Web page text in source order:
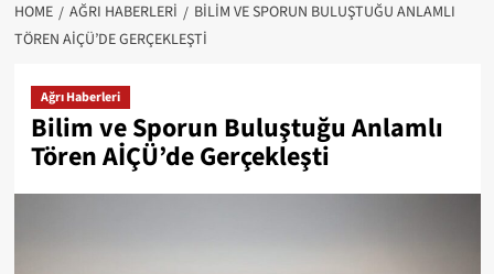
HOME AĞRI HABERLERI
BILIM VE SPORUN BULUŞTUĞU ANLAMLI
TÖREN AİÇÜ’DE GERÇEKLEŞTI
Ağrı Haberleri
Bilim ve Sporun Buluştuğu Anlamlı
Tören AİÇÜ’de Gerçekleşti